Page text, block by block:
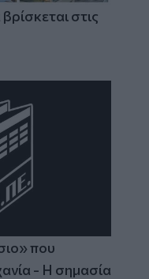
στις
που
- Η σημασία